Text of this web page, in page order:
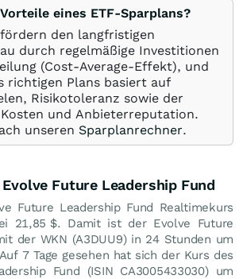
eines ETF-Sparplans?
den langfristigen
durch regelmäßige Investitionen
(Cost-Average-Effekt), und
richtigen Plans basiert auf
Risikotoleranz sowie der
und Anbieterreputation.
unseren Sparplanrechner.
Future Leadership Fund
Future Leadership Fund Realtimekurs
21,85 $. Damit ist der Evolve Future
der WKN (A3DUU9) in 24 Stunden um
7 Tage gesehen hat sich der Kurs des
Fund (ISIN CA3005433030) um